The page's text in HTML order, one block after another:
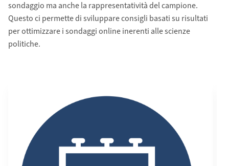
sondaggio ma anche la rappresentatività del campione.
Questo ci permette di sviluppare consigli basati su risultati
per ottimizzare i sondaggi online inerenti alle scienze
politiche.